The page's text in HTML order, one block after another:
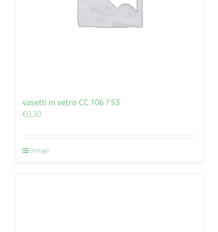
vasetti in vetro CC 106 ? 53
€0,30
Dettagli